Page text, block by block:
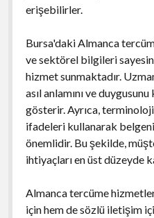
erişebilirler.
Bursa'daki Almanca
ve sektörel bilgileri
hizmet sunmaktadır.
asıl anlamını ve
gösterir. Ayrıca,
ifadeleri kullanarak
önemlidir. Bu şekilde,
ihtiyaçları en üst düzeyde
Almanca tercüme
için hem de sözlü iletişim